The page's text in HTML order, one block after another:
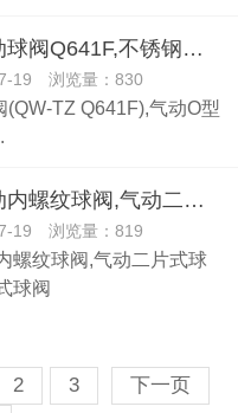
QW-TZ气动球阀Q641F,不锈钢气动球阀,气动铸钢球阀,
19 浏览量：830
(QW-TZ Q641F),气动O型
QW-TZ气动内螺纹球阀,气动二片式球阀,气动三片式球阀
19 浏览量：819
螺纹球阀,气动二片式球
球阀
2 3
下一页